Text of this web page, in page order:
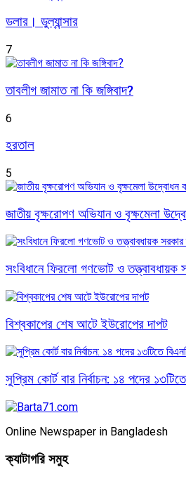
ডলার। ডুল্যান্সার
7
তাবলীগ জামাত না কি জঙ্গিবাদ?
6
হরতাল
5
জাতীয় বৃক্ষরোপণ অভিযান ও বৃক্ষমেলা
সংবিধানে ফিরলো গণভোট ও তত্ত্বাবধায়ক
বিশ্বকাপের শেষ আটে ইউরোপের দাপট
সুপ্রিম কোর্ট বার নির্বাচন: ১৪ পদের
Online Newspaper in Bangladesh
ক্যাটাগরি সমুহ